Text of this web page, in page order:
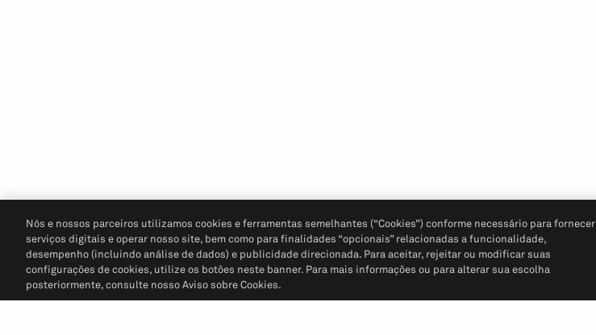
Nós e nossos parceiros utilizamos cookies e ferramentas semelhantes (“Cookies”) conforme necessário para fornecer
serviços digitais e operar nosso site, bem como para finalidades “opcionais” relacionadas a funcionalidade,
desempenho (incluindo análise de dados) e publicidade direcionada. Para aceitar, rejeitar ou modificar suas
configurações de cookies, utilize os botões neste banner. Para mais informações ou para alterar sua escolha
posteriormente, consulte nosso Aviso sobre Cookies.